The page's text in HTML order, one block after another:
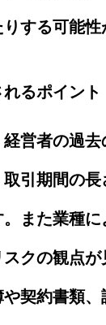
する可能性
るポイント
営者の過去
引期間の
また業種に
クの観点が
契約書類